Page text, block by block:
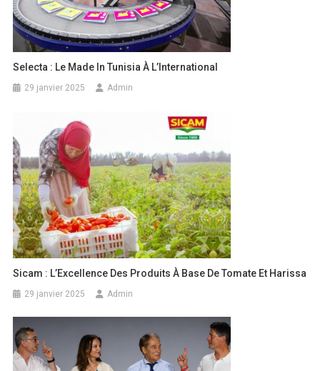
Selecta : Le Made In Tunisia À L’International
29 janvier 2025 Admin
Sicam : L’Excellence Des Produits À Base De Tomate Et Harissa
29 janvier 2025 Admin